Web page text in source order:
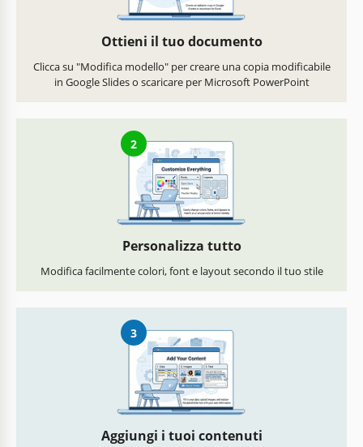
Ottieni il tuo documento
Clicca su "Modifica modello" per creare una copia modificabile
in Google Slides o scaricare per Microsoft PowerPoint
2
Personalizza tutto
Modifica facilmente colori, font e layout secondo il tuo stile
3
Aggiungi i tuoi contenuti